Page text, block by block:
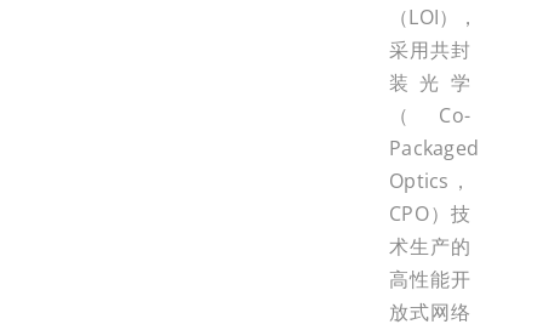
（LOI），
采用共封
装光学
（Co-
Packaged
Optics，
CPO）技
术生产的
高性能开
放式网络